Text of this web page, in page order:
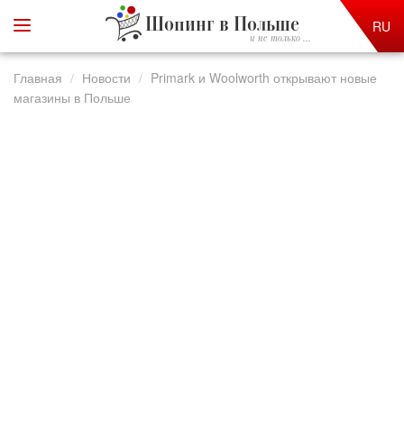
Шопинг в Польше
и не только ...
RU
Главная Новости
Primark и Woolworth открывают новые
магазины в Польше